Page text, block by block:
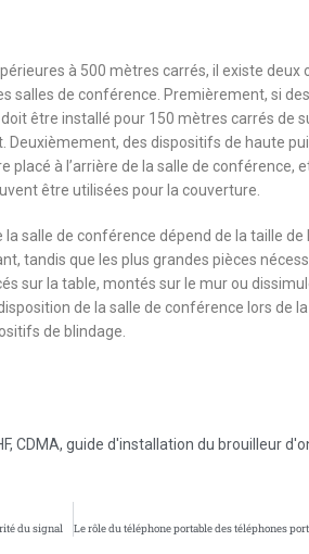
à 500 mètres carrés, il existe deux
salles de conférence. Premièrement, si
être installé pour 150 mètres carrés de
Deuxièmement, des dispositifs de haute
placé à l’arrière de la salle de conférence,
être utilisées pour la couverture.
salle de conférence dépend de la taille de
tandis que les plus grandes pièces
sur la table, montés sur le mur ou
de la salle de conférence lors de
de blindage.
, CDMA, guide d'installation du brouilleur
du signal